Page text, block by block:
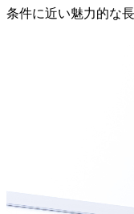
条件に近い魅力的な